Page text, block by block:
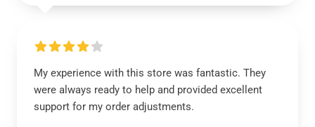
My experience with this store was fantastic. They
were always ready to help and provided excellent
support for my order adjustments.